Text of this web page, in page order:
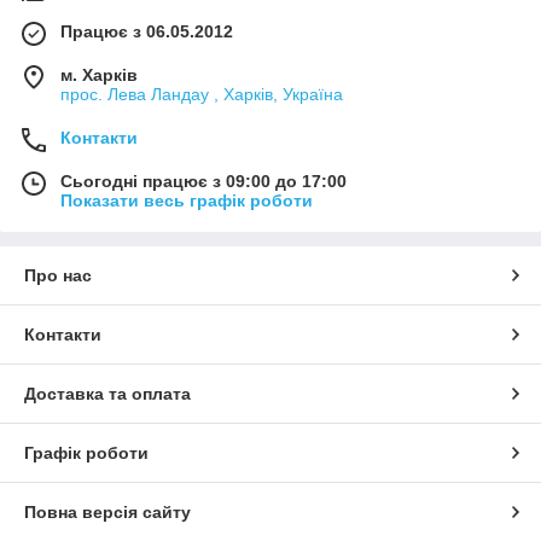
Працює з 06.05.2012
м. Харків
прос. Лева Ландау , Харків, Україна
Контакти
Сьогодні працює з 09:00 до 17:00
Показати весь графік роботи
Про нас
Контакти
Доставка та оплата
Графік роботи
Повна версія сайту